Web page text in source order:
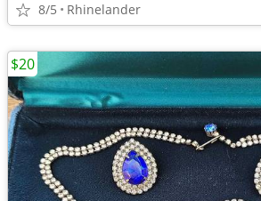
8/5 Rhinelander
$20